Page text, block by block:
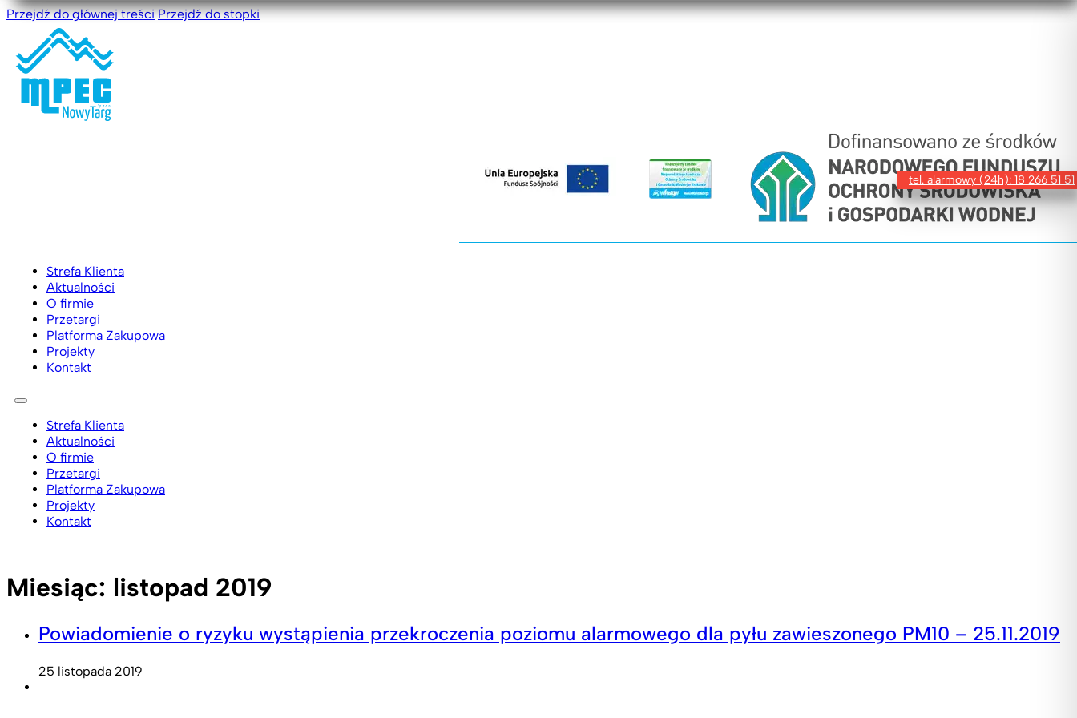
Przejdź do głównej treści Przejdź do stopki
tel. alarmowy (24h): 18 266 51 51
Strefa Klienta
Aktualności
O firmie
Przetargi
Platforma Zakupowa
Projekty
Kontakt
Strefa Klienta
Aktualności
O firmie
Przetargi
Platforma Zakupowa
Projekty
Kontakt
Miesiąc: listopad 2019
Powiadomienie o ryzyku wystąpienia przekroczenia poziomu alarmowego dla pyłu zawieszonego PM10 – 25.11.2019
25 listopada 2019